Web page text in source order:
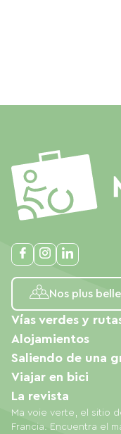
Nos plus
Ma voie verte, el sitio
Francia. Encuentra el
Vías verdes y
Alojamientos
Saliendo de una
Viajar en bici
La revista